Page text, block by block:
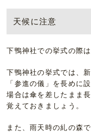
天候に注意
下鴨神社での挙式の際
下鴨神社の挙式では、
「参進の儀」を長めに
場合は傘を差したまま
覚えておきましょう。
また、雨天時の糺の森